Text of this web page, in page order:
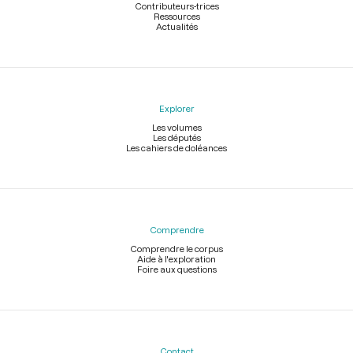
Contributeurs-trices
Ressources
Actualités
Explorer
Les volumes
Les députés
Les cahiers de doléances
Comprendre
Comprendre le corpus
Aide à l'exploration
Foire aux questions